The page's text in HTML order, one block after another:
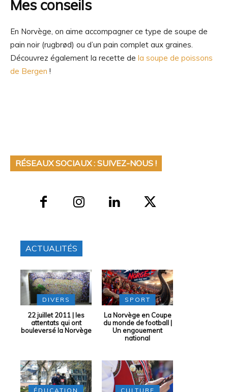
Mes conseils
En Norvège, on aime accompagner ce type de soupe de
pain noir (rugbrød) ou d’un pain complet aux graines.
Découvrez également la recette de la soupe de poissons
de Bergen !
RÉSEAUX SOCIAUX : SUIVEZ-NOUS !
ACTUALITÉS
DIVERS
22 juillet 2011 | les
attentats qui ont
bouleversé la Norvège
SPORT
La Norvège en Coupe
du monde de football |
Un engouement
national
ÉDUCATION CULTURE